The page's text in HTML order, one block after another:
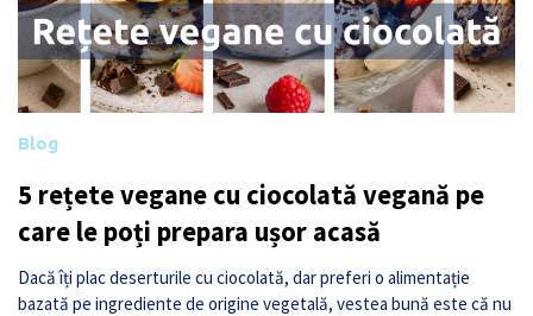
Blog
5 rețete vegane cu ciocolată vegană pe
care le poți prepara ușor acasă
Dacă îți plac deserturile cu ciocolată, dar preferi o alimentație
bazată pe ingrediente de origine vegetală, vestea bună este că nu